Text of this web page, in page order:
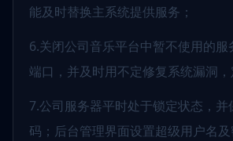
能及时替换主系统提供服务；
6.关闭公司音乐平台中暂不使用的服
端口，并及时用不定修复系统漏洞，
7.公司服务器平时处于锁定状态，并
码；后台管理界面设置超级用户名